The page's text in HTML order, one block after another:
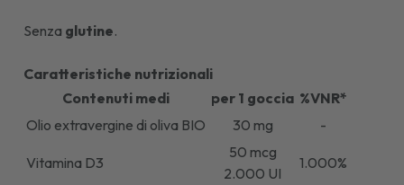
Senza glutine.
Caratteristiche nutrizionali
Contenuti medi
per 1 goccia %VNR*
Olio extravergine di oliva BIO
30 mg -
Vitamina D3
50 mcg
2.000 UI
1.000%